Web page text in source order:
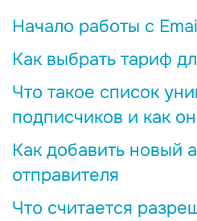
Начало работы с
Как выбрать тариф
Что такое список
подписчиков и как
Как добавить новый
отправителя
Что считается